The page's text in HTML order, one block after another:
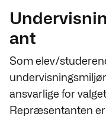
ant
Som elev/
ansvarlige for
Repræsentanten